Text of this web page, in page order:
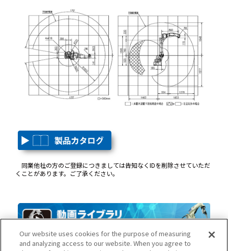
同業他社の方のご登録につきましては告知なくIDを削除させていただ
くことがあります。ご了承ください。
Our website uses cookies for the purpose of measuring
and analyzing access to our website. When you agree to